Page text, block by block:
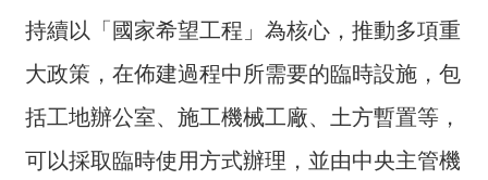
主
題
務
互
持續以「國家希望工程」為核心，推動多項重
大政策，在佈建過程中所需要的臨時設施，包
括工地辦公室、施工機械工廠、土方暫置等，
可以採取臨時使用方式辦理，並由中央主管機